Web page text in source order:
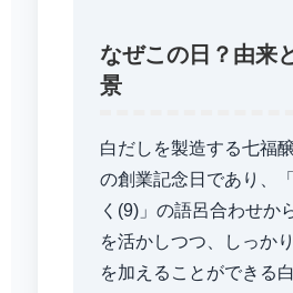
なぜこの日？由来
景
白だしを製造する七福
の創業記念日であり、
く(9)」の語呂合わせか
を活かしつつ、しっか
を加えることができる